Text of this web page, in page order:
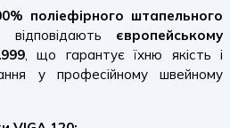
поліефірного штапельного
європейському
, що гарантує їхню якість і
у професійному швейному